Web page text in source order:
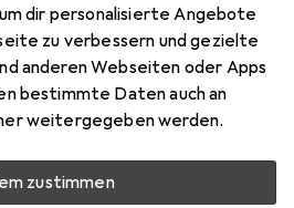
dir personalisierte Angebote
zu verbessern und gezielte
anderen Webseiten oder Apps
bestimmte Daten auch an
weitergegeben werden.
zustimmen
Marke
Mehr von HPE
Sa, 12.9. geliefert